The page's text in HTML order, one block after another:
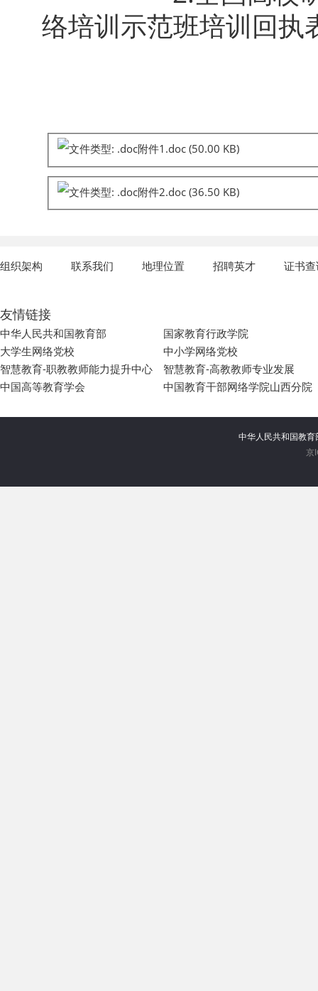
络培训示范班培训回执
附件1.doc(50.00 KB)
附件2.doc(36.50 KB)
组织架构 联系我们 地理位置 招聘英才 证书
友情链接
中华人民共和国教育部
国家教育行政学院
大学生网络党校
中小学网络党校
智慧教育-职教教师能力提升中心
智慧教育-高教教师专业发展
中国高等教育学会
中国教育干部网络学院山西分院
中华人民共和国
京